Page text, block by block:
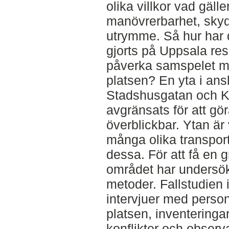
olika villkor vad
manövrerbarhet,
utrymme. Så hur
gjorts på Uppsala
påverka samspelet
platsen? En yta i
Stadshusgatan och
avgränsats för att
överblickbar. Ytan
många olika
dessa. För att få en
området har
metoder. Fallstudien
intervjuer med
platsen,